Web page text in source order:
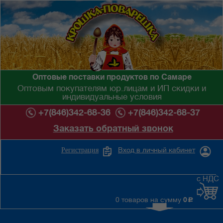
Оптовые поставки продуктов по Самаре
Оптовым покупателям юр.лицам и ИП скидки и
индивидуальные условия
+7(846)342-68-36
+7(846)342-68-37
Заказать обратный звонок
Вход в личный кабинет
Регистрация
0 товаров на сумму 0 c
с НДС